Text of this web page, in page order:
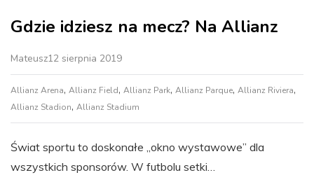
Gdzie idziesz na mecz? Na Allianz
Mateusz12 sierpnia 2019
Allianz Arena, Allianz Field, Allianz Park, Allianz Parque, Allianz Riviera,
Allianz Stadion, Allianz Stadium
Świat sportu to doskonałe „okno wystawowe” dla
wszystkich sponsorów. W futbolu setki…